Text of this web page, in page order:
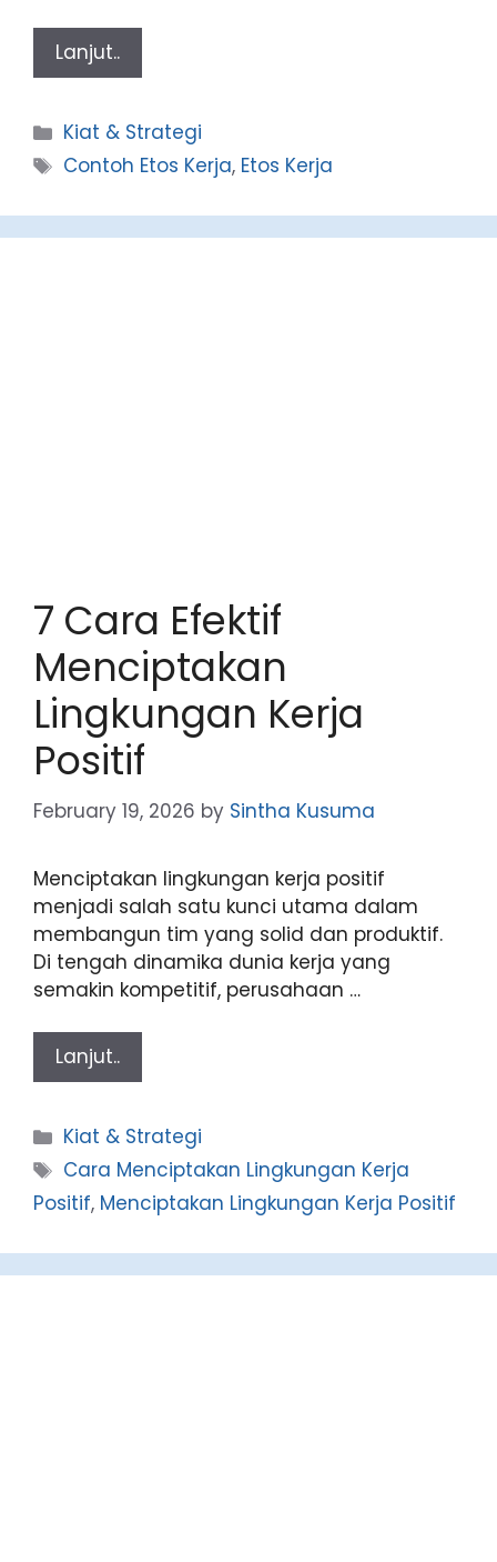
Lanjut..
Categories
Kiat & Strategi
Tags
Contoh Etos Kerja, Etos Kerja
7 Cara Efektif
Menciptakan
Lingkungan Kerja
Positif
February 19, 2026 by Sintha Kusuma
Menciptakan lingkungan kerja positif
menjadi salah satu kunci utama dalam
membangun tim yang solid dan produktif.
Di tengah dinamika dunia kerja yang
semakin kompetitif, perusahaan …
Lanjut..
Categories
Kiat & Strategi
Tags
Cara Menciptakan Lingkungan Kerja
Positif, Menciptakan Lingkungan Kerja Positif